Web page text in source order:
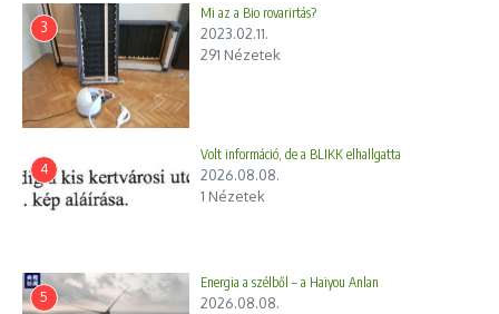
3
Mi az a Bio rovarirtás?
2023.02.11.
291 Nézetek
4
Volt információ, de a BLIKK elhallgatta
2026.08.08.
1 Nézetek
5
Energia a szélből – a Haiyou Anlan
2026.08.08.